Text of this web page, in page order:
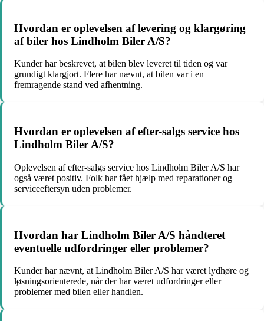
Hvordan er oplevelsen af levering og klargøring
af biler hos Lindholm Biler A/S?
Kunder har beskrevet, at bilen blev leveret til tiden og var
grundigt klargjort. Flere har nævnt, at bilen var i en
fremragende stand ved afhentning.
Hvordan er oplevelsen af efter-salgs service hos
Lindholm Biler A/S?
Oplevelsen af efter-salgs service hos Lindholm Biler A/S har
også været positiv. Folk har fået hjælp med reparationer og
serviceeftersyn uden problemer.
Hvordan har Lindholm Biler A/S håndteret
eventuelle udfordringer eller problemer?
Kunder har nævnt, at Lindholm Biler A/S har været lydhøre og
løsningsorienterede, når der har været udfordringer eller
problemer med bilen eller handlen.